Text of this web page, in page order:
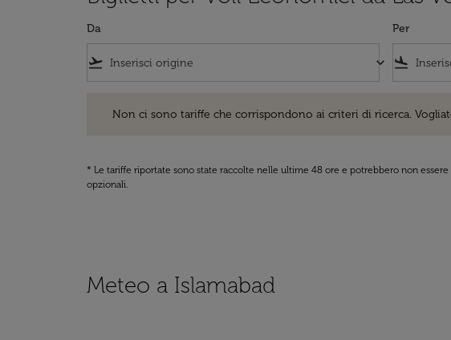
Da
flight_takeoff keyboard_arrow_down
Per
flight_land
Non ci sono tariffe che corrispondono ai criteri di ricerca.
* Le tariffe riportate sono state raccolte nelle ultime 48 ore e potrebbero non
opzionali.
Meteo a Islamabad